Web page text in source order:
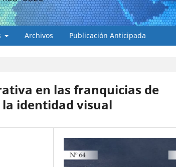
Archivos Publicación Anticipada
en las franquicias de
identidad visual